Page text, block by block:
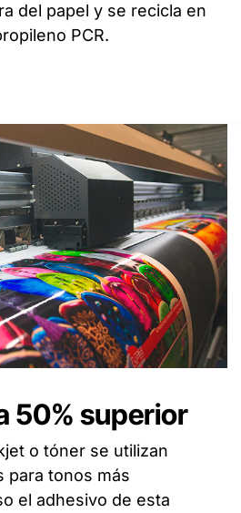
del papel y se recicla en
PCR.
50% superior
o tóner se utilizan
para tonos más
el adhesivo de esta